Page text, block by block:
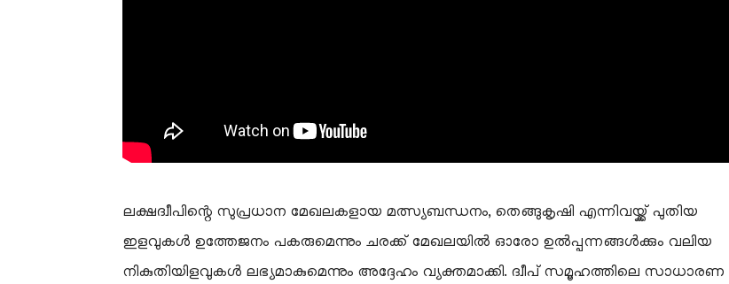
ലക്ഷദ്വീപിന്റെ സുപ്രധാന മേഖലകളായ മത്സ്യബന്ധനം, തെങ്ങുകൃഷി എന്നിവയ്ക്ക് പുതിയ
ഇളവുകൾ ഉത്തേജനം പകരുമെന്നും ചരക്ക് മേഖലയിൽ ഓരോ ഉൽപ്പന്നങ്ങൾക്കും വലിയ
നികുതിയിളവുകൾ ലഭ്യമാകുമെന്നും അദ്ദേഹം വ്യക്തമാക്കി. ദ്വീപ് സമൂഹത്തിലെ സാധാരണ